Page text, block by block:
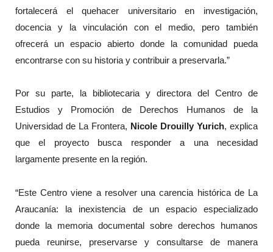
fortalecerá el quehacer universitario en investigación,
docencia y la vinculación con el medio, pero también
ofrecerá un espacio abierto donde la comunidad pueda
encontrarse con su historia y contribuir a preservarla.”
Por su parte, la bibliotecaria y directora del Centro de
Estudios y Promoción de Derechos Humanos de la
Universidad de La Frontera, Nicole Drouilly Yurich, explica
que el proyecto busca responder a una necesidad
largamente presente en la región.
“Este Centro viene a resolver una carencia histórica de La
Araucanía: la inexistencia de un espacio especializado
donde la memoria documental sobre derechos humanos
pueda reunirse, preservarse y consultarse de manera